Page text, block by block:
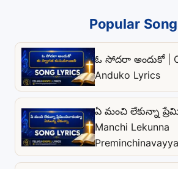
Popular
ఓ సోదరా అందుకో |
Anduko Lyrics
ఏ మంచి లేకున్నా
Manchi Lekunna